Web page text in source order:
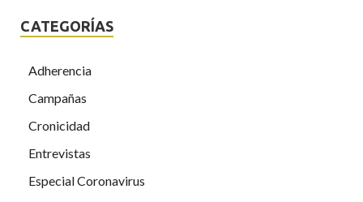
CATEGORÍAS
Adherencia
Campañas
Cronicidad
Entrevistas
Especial Coronavirus